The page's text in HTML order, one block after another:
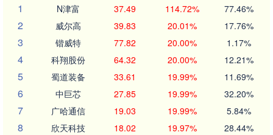
1
N津富 37.49 114.72% 77.46%
2 威尔高 39.83 20.01% 17.76%
3 锴威特 77.82 20.00% 1.17%
4 科翔股份 64.32 20.00% 12.21%
5 蜀道装备 33.61 19.99% 11.69%
6 中巨芯 27.85 19.99% 32.20%
7 广哈通信 19.03 19.99% 5.84%
8 欣天科技 18.02 19.97% 28.44%